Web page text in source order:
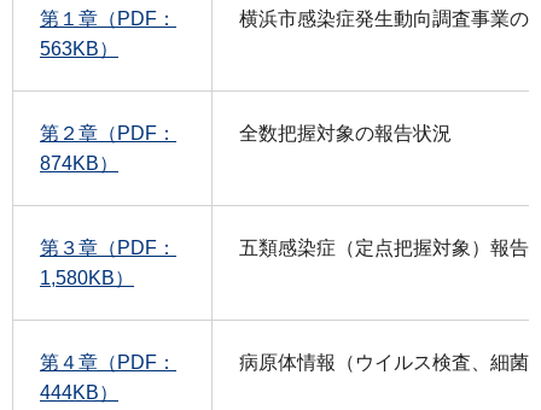
第１章（PDF：
563KB）
横浜市感染症発生動向調査事業の
第２章（PDF：
874KB）
全数把握対象の報告状況
第３章（PDF：
1,580KB）
五類感染症（定点把握対象）報告
第４章（PDF：
444KB）
病原体情報（ウイルス検査、細菌